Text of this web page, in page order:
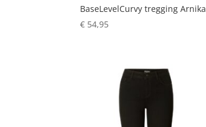
BaseLevelCurvy tregging Arnika
€ 54,95